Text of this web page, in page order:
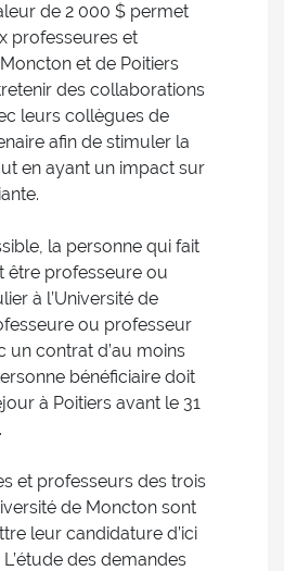
de 2 000 $ permet
professeures et
et de Poitiers
des collaborations
leurs collègues de
afin de stimuler la
en ayant un impact sur
la personne qui fait
être professeure ou
à l’Université de
ou professeur
un contrat d’au moins
bénéficiaire doit
à Poitiers avant le 31
et professeurs des trois
de Moncton sont
leur candidature d’ici
L’étude des demandes